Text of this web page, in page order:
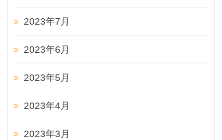
2023年7月
2023年6月
2023年5月
2023年4月
2023年3月